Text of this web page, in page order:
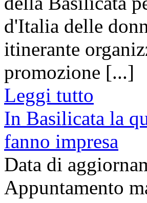
d'Italia delle
itinerante
promozione [...]
Leggi tutto
In Basilicata la
fanno impresa
Data di
Appuntamento